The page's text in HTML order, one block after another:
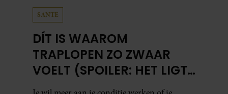
SANTE
DÍT IS WAAROM
TRAPLOPEN ZO ZWAAR
VOELT (SPOILER: HET LIGT
NIET AAN JE CONDITIE)